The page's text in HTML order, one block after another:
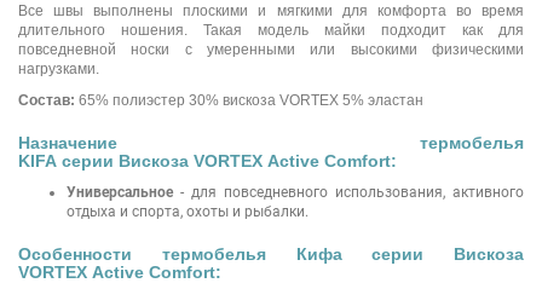
Все швы выполнены плоскими и мягкими для комфорта во время
длительного ношения. Такая модель майки подходит как для
повседневной носки с умеренными или высокими физическими
нагрузками.
Состав: 65% полиэстер 30% вискоза VORTEX 5% эластан
Назначение термобелья
KIFA серии Вискоза VORTEX Active Comfort:
Универсальное - для повседневного использования, активного
отдыха и спорта, охоты и рыбалки.
Особенности термобелья Кифа серии Вискоза
VORTEX Active Comfort: